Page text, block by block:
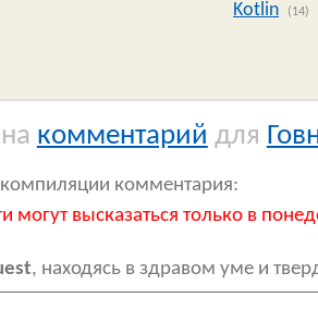
Kotlin (14)
комментарий для
комментария:
могут высказаться только в
, находясь в здравом уме и